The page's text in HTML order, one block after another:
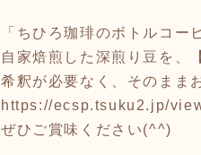
「ちひろ珈琲のボトルコー
自家焙煎した深煎り豆を、
希釈が必要なく、そのまま
https://ecsp.tsuku2.jp/
ぜひご賞味ください(^^)